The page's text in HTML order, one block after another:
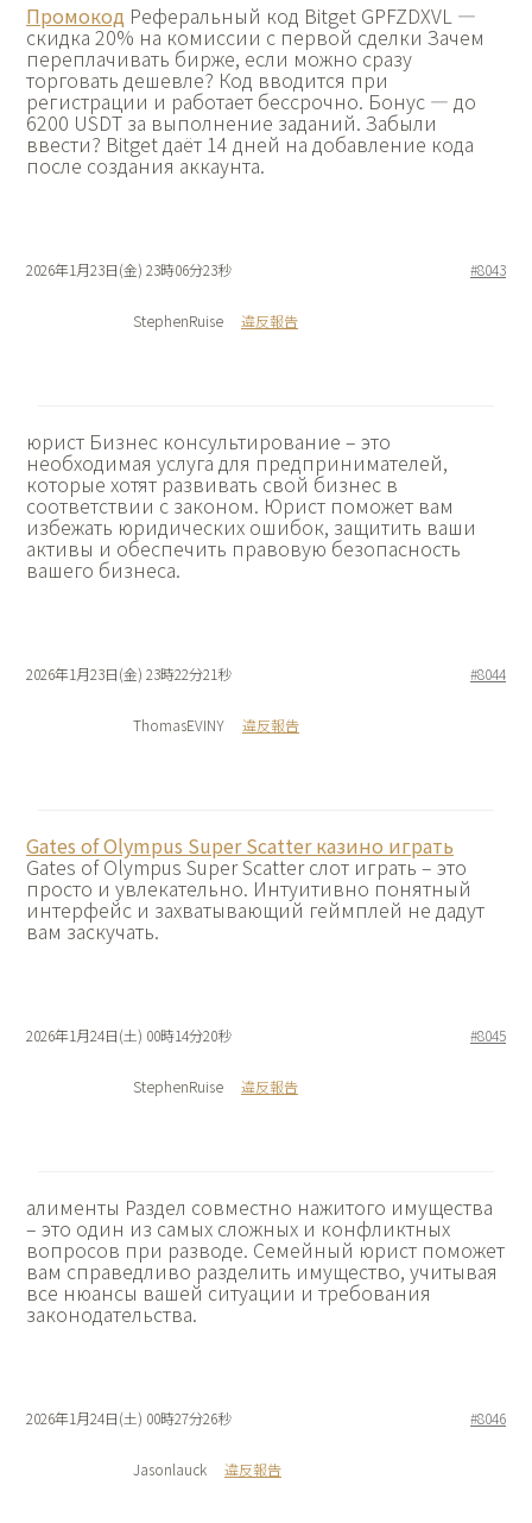
Промокод Реферальный код Bitget GPFZDXVL —
скидка 20% на комиссии с первой сделки Зачем
переплачивать бирже, если можно сразу
торговать дешевле? Код вводится при
регистрации и работает бессрочно. Бонус — до
6200 USDT за выполнение заданий. Забыли
ввести? Bitget даёт 14 дней на добавление кода
после создания аккаунта.
2026年1月23日(金) 23時06分23秒 #8043
StephenRuise 違反報告
юрист Бизнес консультирование – это
необходимая услуга для предпринимателей,
которые хотят развивать свой бизнес в
соответствии с законом. Юрист поможет вам
избежать юридических ошибок, защитить ваши
активы и обеспечить правовую безопасность
вашего бизнеса.
2026年1月23日(金) 23時22分21秒 #8044
ThomasEVINY 違反報告
Gates of Olympus Super Scatter казино играть
Gates of Olympus Super Scatter слот играть – это
просто и увлекательно. Интуитивно понятный
интерфейс и захватывающий геймплей не дадут
вам заскучать.
2026年1月24日(土) 00時14分20秒 #8045
StephenRuise 違反報告
алименты Раздел совместно нажитого имущества
– это один из самых сложных и конфликтных
вопросов при разводе. Семейный юрист поможет
вам справедливо разделить имущество, учитывая
все нюансы вашей ситуации и требования
законодательства.
2026年1月24日(土) 00時27分26秒 #8046
Jasonlauck 違反報告